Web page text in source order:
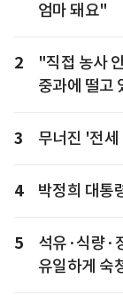
엄마 돼요"
2
"직접 농사
중과에 떨고
3 무너진 '전
4 박정희 대통
5
석유·식량·
유일하게 숙